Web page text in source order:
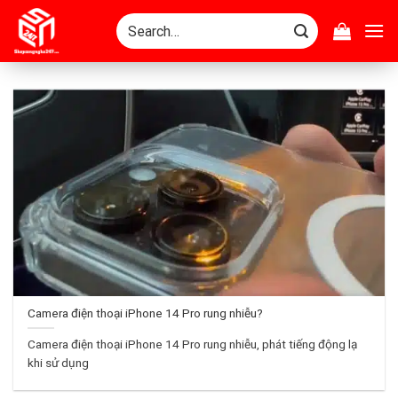
Skip
content
Search
for:
Camera điện thoại iPhone 14 Pro rung nhiễu?
Camera điện thoại iPhone 14 Pro rung nhiễu, phát tiếng động lạ
khi sử dụng